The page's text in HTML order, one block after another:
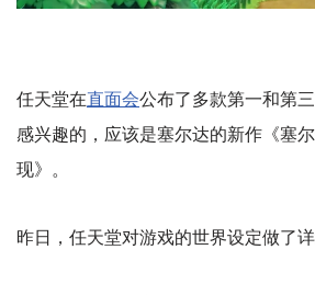
任天堂在直面会公布了多款第一和第
感兴趣的，应该是塞尔达的新作《塞
现》。
昨日，任天堂对游戏的世界设定做了详